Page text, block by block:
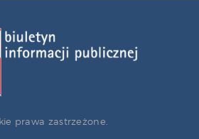
prawa zastrzeżone.